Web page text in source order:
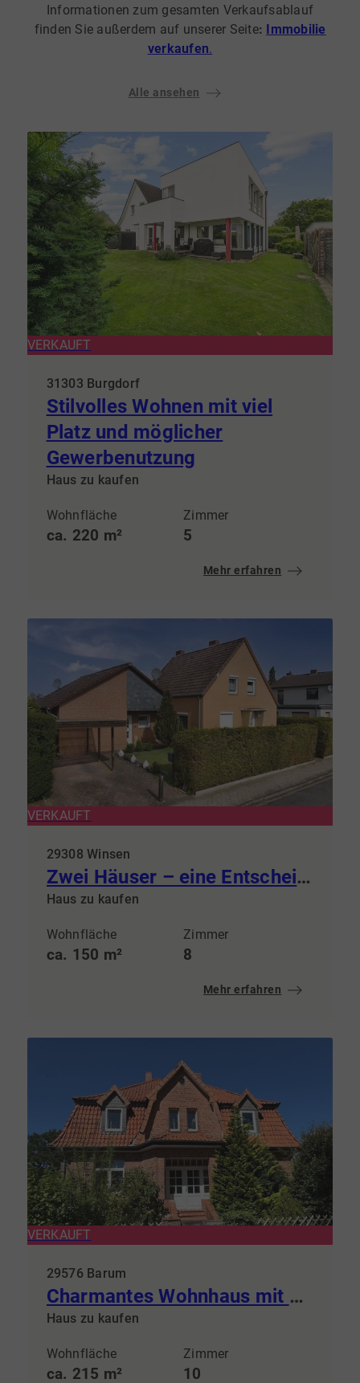
Informationen zum gesamten Verkaufsablauf
finden Sie außerdem auf unserer Seite:
Immobilie
verkaufen.
Alle ansehen
VERKAUFT
31303 Burgdorf
Stilvolles Wohnen mit viel
Platz und möglicher
Gewerbenutzung
Haus zu kaufen
Wohnfläche
ca. 220 m²
Zimmer
5
Mehr erfahren
VERKAUFT
29308 Winsen
Zwei Häuser – eine Entscheidung: Selbst einziehen & Mieteinnahmen sichern.
Haus zu kaufen
Wohnfläche
ca. 150 m²
Zimmer
8
Mehr erfahren
VERKAUFT
29576 Barum
Charmantes Wohnhaus mit ca. 215m², großem Hof und vielseitigen Nebengebäuden
Haus zu kaufen
Wohnfläche
ca. 215 m²
Zimmer
10